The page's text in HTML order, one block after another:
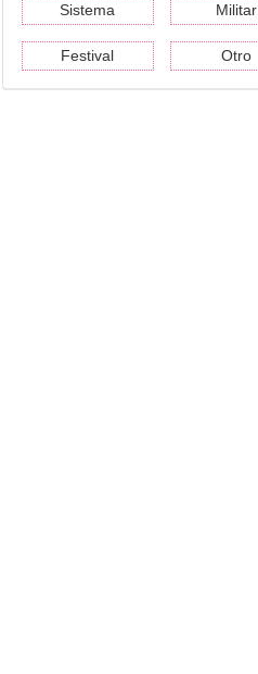
Sistema Militar
Festival Otro